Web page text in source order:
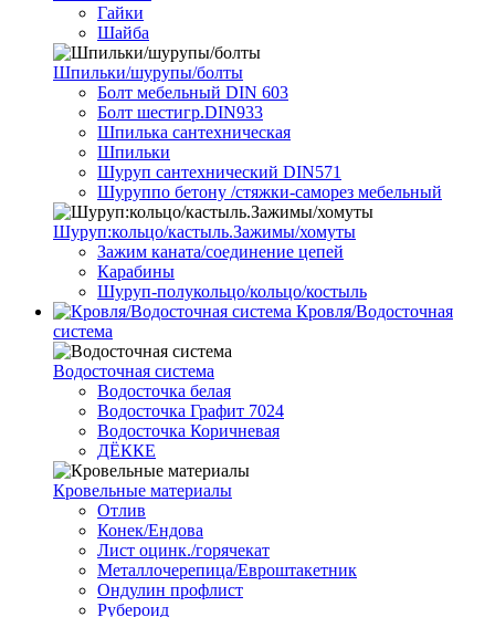
Гайки
Шайба
Шпильки/шурупы/болты
Болт мебельный DIN 603
Болт шестигр.DIN933
Шпилька сантехническая
Шпильки
Шуруп сантехнический DIN571
Шуруппо бетону /стяжки-саморез мебельный
Шуруп:кольцо/кастыль.Зажимы/хомуты
Зажим каната/соединение цепей
Карабины
Шуруп-полукольцо/кольцо/костыль
Кровля/Водосточная
система
Водосточная система
Водосточка белая
Водосточка Графит 7024
Водосточка Коричневая
ДЁККЕ
Кровельные материалы
Отлив
Конек/Ендова
Лист оцинк./горячекат
Металлочерепица/Евроштакетник
Ондулин профлист
Рубероид